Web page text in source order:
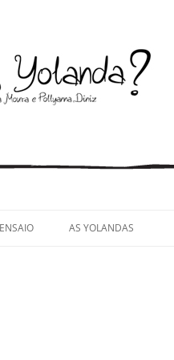
ENSAIO AS YOLANDAS